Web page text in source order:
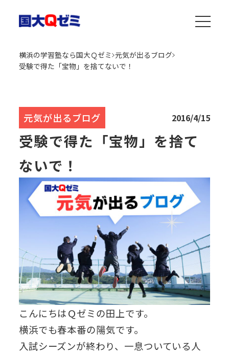
横浜の学習塾なら国大Ｑゼミ 元気が出るブログ
受験で得た「宝物」を捨てないで！
元気が出るブログ 2016/4/15
受験で得た「宝物」を捨て
ないで！
こんにちはＱゼミの田上です。
横浜でも春本番の陽気です。
入試シーズンが終わり、一息ついている人